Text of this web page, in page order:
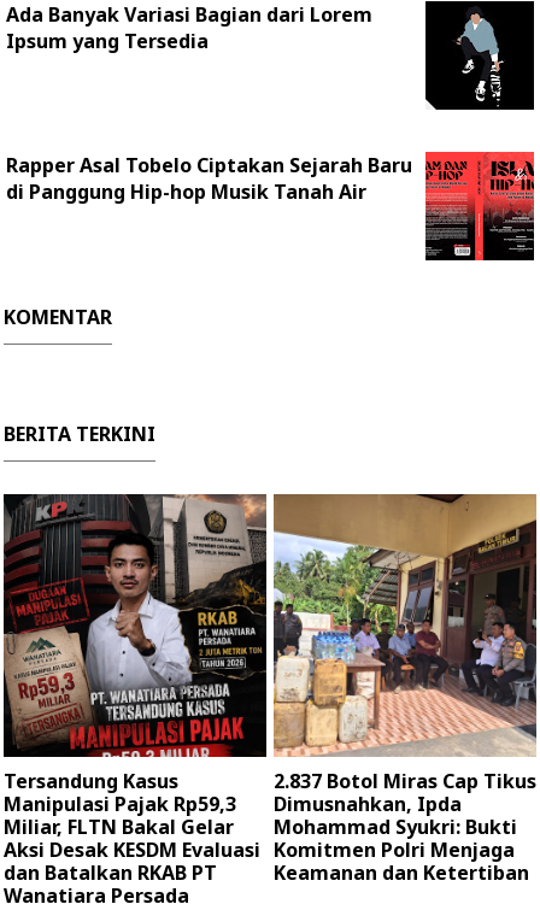
Ada Banyak Variasi Bagian dari Lorem
Ipsum yang Tersedia
Rapper Asal Tobelo Ciptakan Sejarah Baru
di Panggung Hip-hop Musik Tanah Air
KOMENTAR
BERITA TERKINI
Tersandung Kasus
Manipulasi Pajak Rp59,3
Miliar, FLTN Bakal Gelar
Aksi Desak KESDM Evaluasi
dan Batalkan RKAB PT
Wanatiara Persada ‎
2.837 Botol Miras Cap Tikus
Dimusnahkan, Ipda
Mohammad Syukri: Bukti
Komitmen Polri Menjaga
Keamanan dan Ketertiban